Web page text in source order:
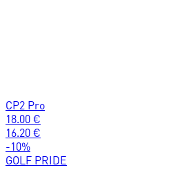
CP2 Pro
18.00 €
16.20 €
-10%
GOLF PRIDE